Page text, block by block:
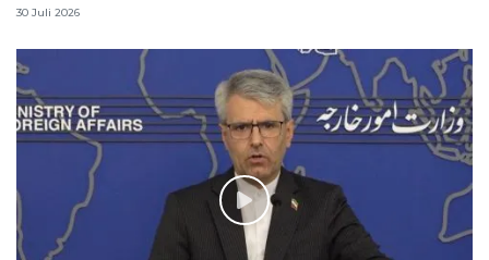
30 Juli 2026